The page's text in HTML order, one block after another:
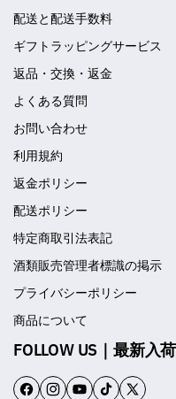
配送と配送手数料
ギフトラッピングサービス
返品・交換・返金
よくある質問
お問い合わせ
利用規約
返金ポリシー
配送ポリシー
特定商取引法表記
酒類販売管理者標識の掲示
プライバシーポリシー
商品について
FOLLOW US｜最新入